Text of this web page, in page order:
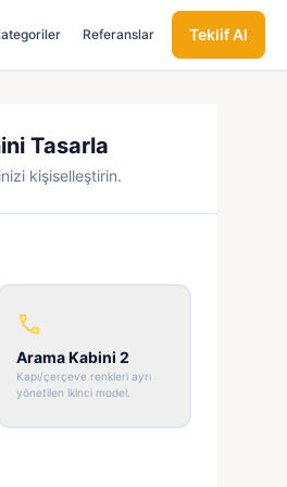
Referanslar Blog
Teklif Al
Tasarla
kişiselleştirin.
call
Arama Kabini 2
Kapı/çerçeve renkleri ayrı
yönetilen ikinci model.